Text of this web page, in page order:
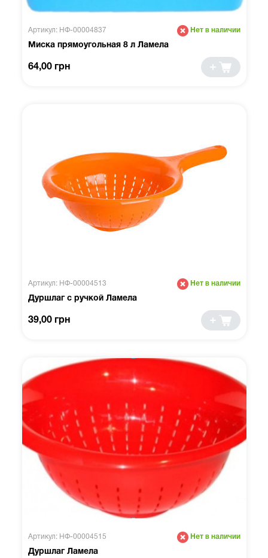
Артикул: НФ-00004837 Нет в наличии
Миска прямоугольная 8 л Ламела
64,00 грн
Артикул: НФ-00004513 Нет в наличии
Дуршлаг с ручкой Ламела
39,00 грн
Артикул: НФ-00004515 Нет в наличии
Дуршлаг Ламела